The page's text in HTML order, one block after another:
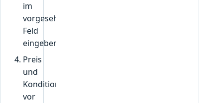
im
vorgesehenen
Feld
eingeben.
Preis
und
Konditionen
vor